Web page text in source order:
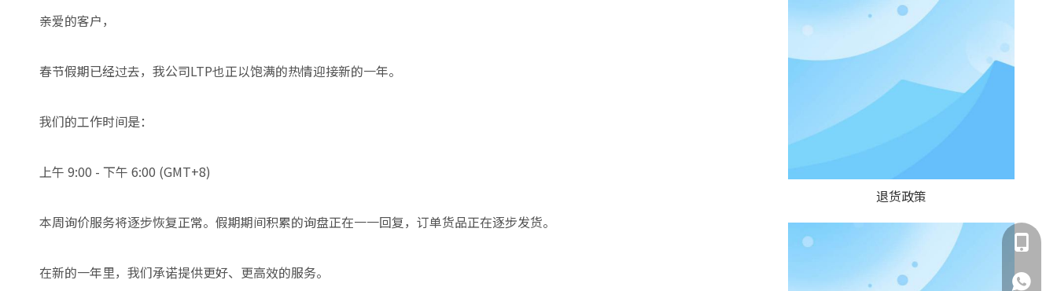
["facebook","twitter","line","wechat","linkedin","pinterest","whatsapp","kakao","snapchat","telegram"]
亲爱的客户，
春节假期已经过去，我公司LTP也正以饱满的热情迎接新的一年。
我们的工作时间是：
上午 9:00 - 下午 6:00 (GMT+8)
本周询价服务将逐步恢复正常。假期期间积累的询盘正在一一回复，订单货品正在逐步发货。
在新的一年里，我们承诺提供更好、更高效的服务。
退货政策